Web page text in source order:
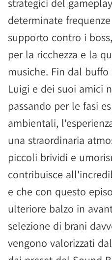
strategici del
determinate
supporto contro i
per la ricchezza e la
musiche. Fin dal
Luigi e dei suoi amici
passando per le fasi
ambientali,
una straordinaria
piccoli brividi e
contribuisce
e che con questo
ulteriore balzo in
selezione di brani
vengono valorizzati